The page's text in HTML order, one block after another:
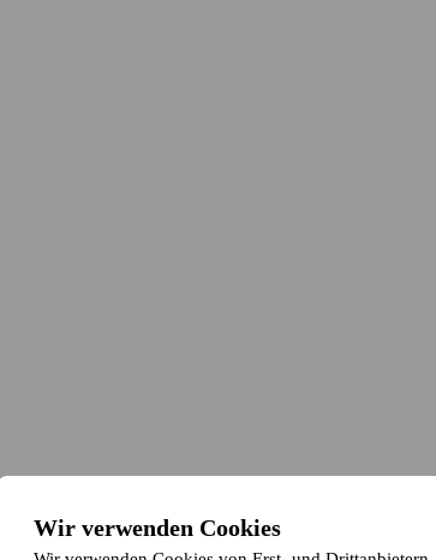
Wir verwenden Cookies